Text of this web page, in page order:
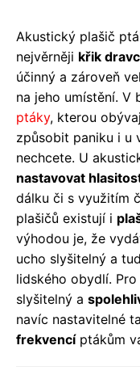
Akustický plašič
nejvěrněji křik
účinný a zároveň
na jeho umístění. V
ptáky, kterou
způsobit paniku i u
nechcete. U
nastavovat
dálku či s využitím
plašičů existují i
výhodou je, že
ucho slyšitelný a
lidského obydlí.
slyšitelný a
navíc nastavitelné
frekvencíptákům